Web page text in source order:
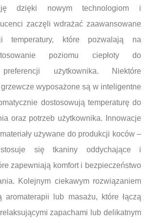
dzięki nowym technologiom i
zaczęli wdrażać zaawansowane
temperatury, które pozwalają na
poziomu ciepłoty do
użytkownika. Niektóre
wyposażone są w inteligentne
dostosowują temperaturę do
oraz potrzeb użytkownika. Innowacje
używane do produkcji koców –
się tkaniny oddychające i
zapewniają komfort i bezpieczeństwo
Kolejnym ciekawym rozwiązaniem
lub masażu, które łączą
zapachami lub delikatnym